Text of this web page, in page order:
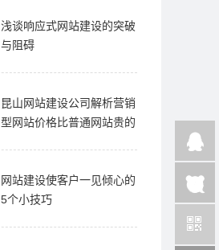
浅谈响应式网站建设的突破
与阻碍
昆山网站建设公司解析营销
型网站价格比普通网站贵的
网站建设使客户一见倾心的
5个小技巧